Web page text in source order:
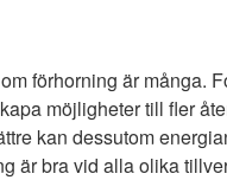
förhorning är många.
möjligheter till fler
kan dessutom
är bra vid alla olika